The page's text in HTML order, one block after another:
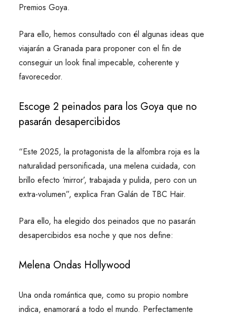
Premios Goya.
Para ello, hemos consultado con él algunas ideas que
viajarán a Granada para proponer con el fin de
conseguir un look final impecable, coherente y
favorecedor.
Escoge 2 peinados para los Goya que no
pasarán desapercibidos
“Este 2025, la protagonista de la alfombra roja es la
naturalidad personificada, una melena cuidada, con
brillo efecto ‘mirror’, trabajada y pulida, pero con un
extra-volumen”, explica Fran Galán de TBC Hair.
Para ello, ha elegido dos peinados que no pasarán
desapercibidos esa noche y que nos define:
Melena Ondas Hollywood
Una onda romántica que, como su propio nombre
indica, enamorará a todo el mundo. Perfectamente